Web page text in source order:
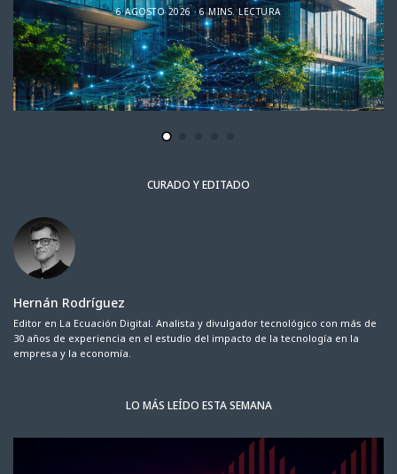
6 AGOSTO 2026 6 MINS. LECTURA
CURADO Y EDITADO
Hernán Rodríguez
Editor en La Ecuación Digital. Analista y divulgador tecnológico con más de
30 años de experiencia en el estudio del impacto de la tecnología en la
empresa y la economía.
LO MÁS LEÍDO ESTA SEMANA